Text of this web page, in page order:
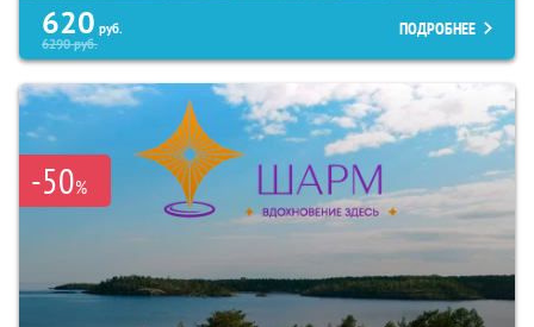
620 руб.
6290руб.
ПОДРОБНЕЕ
-50%